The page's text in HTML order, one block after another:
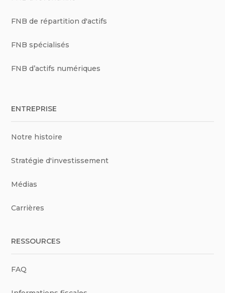
FNB de répartition d'actifs
FNB spécialisés
FNB d’actifs numériques
ENTREPRISE
Notre histoire
Stratégie d'investissement
Médias
Carrières
RESSOURCES
FAQ